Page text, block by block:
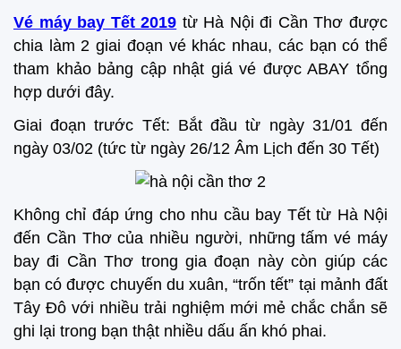
Vé máy bay Tết 2019 từ Hà Nội đi Cần Thơ được
chia làm 2 giai đoạn vé khác nhau, các bạn có thể
tham khảo bảng cập nhật giá vé được ABAY tổng
hợp dưới đây.
Giai đoạn trước Tết: Bắt đầu từ ngày 31/01 đến
ngày 03/02 (tức từ ngày 26/12 Âm Lịch đến 30 Tết)
Không chỉ đáp ứng cho nhu cầu bay Tết từ Hà Nội
đến Cần Thơ của nhiều người, những tấm vé máy
bay đi Cần Thơ trong gia đoạn này còn giúp các
bạn có được chuyến du xuân, “trốn tết” tại mảnh đất
Tây Đô với nhiều trải nghiệm mới mẻ chắc chắn sẽ
ghi lại trong bạn thật nhiều dấu ấn khó phai.